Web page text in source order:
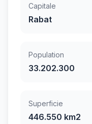
Capitale
Rabat
Population
33.202.300
Superficie
446.550 km2